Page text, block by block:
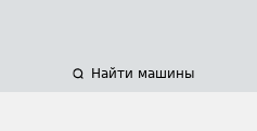
Найти машины